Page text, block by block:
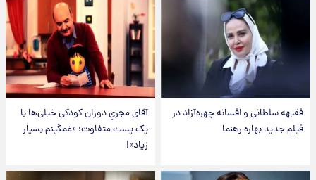
فقیهه سلطانی و افسانه چهره‌آزاد در
فیلم جدید بهاره رهنما
آقای مجریِ دوران کودکی خیلی‌ها با
یک پست متفاوت؛ «غمگینم بسیار
زیاد»!